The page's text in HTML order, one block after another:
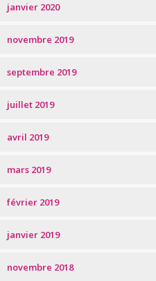
janvier 2020
novembre 2019
septembre 2019
juillet 2019
avril 2019
mars 2019
février 2019
janvier 2019
novembre 2018